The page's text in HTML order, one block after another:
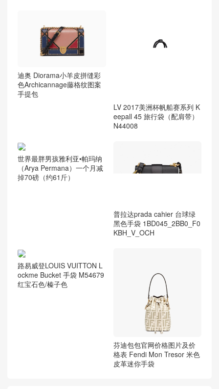
迪奥 Diorama小羊皮拼缝彩
色Archicannage藤格纹图案
手提包
LV 2017美洲杯帆船赛系列 K
eepall 45 旅行袋（配肩带）
N44008
世界最胖男孩雅利亚•帕玛纳
（Arya Permana）一个月减
掉70磅（约61斤）
普拉达prada cahier 台球绿
黑色手袋 1BD045_2BB0_F0
KBH_V_OCH
路易威登LOUIS VUITTON L
ockme Bucket 手袋 M54679
红宝石色/榛子色
芬迪包包官网价格图片及价
格表 Fendi Mon Tresor 米色
皮革迷你手袋